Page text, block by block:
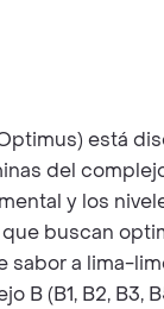
está
del
y los
buscan
a lima-
(B1, B2, B3,